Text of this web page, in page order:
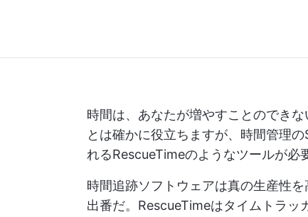
時間は、あなたが増やすことのでき
とは確かに役立ちますが、時間管理
れるRescueTimeのようなツールが必
時間追跡ソフトウェアは真の生産性
出番だ。RescueTimeはタイムトラッ